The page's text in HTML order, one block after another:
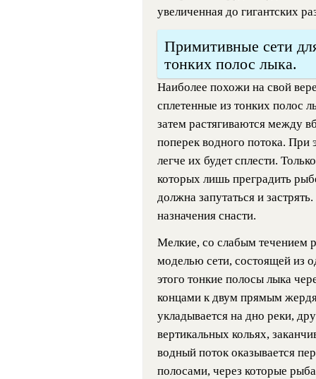
увеличенная до гигантских
Примитивные сети
тонких полос лыка.
Наиболее похожи на свой
сплетенные из тонких полос
затем растягиваются между
поперек водного потока. При
легче их будет сплести.
которых лишь преградить
должна запутаться и
назначения снасти.
Мелкие, со слабым течением
моделью сети, состоящей из
этого тонкие полосы лыка
концами к двум прямым
укладывается на дно реки,
вертикальных кольях,
водный поток оказывается
полосами, через которые